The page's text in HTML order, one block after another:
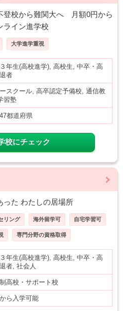
登校から難関大へ 月額0円から
ライン進学校
大学進学重視
年生(高校進学), 高校生, 中卒・高
者
スクール, 高卒認定予備校, 通信教
習塾
都道府県
校にチェック
った わたしの居場所
リング 海外留学可 自宅学習可
専門分野の資格取得
年生(高校進学), 高校生, 中卒・高
者, 社会人
高校・サポート校
ら入学可能